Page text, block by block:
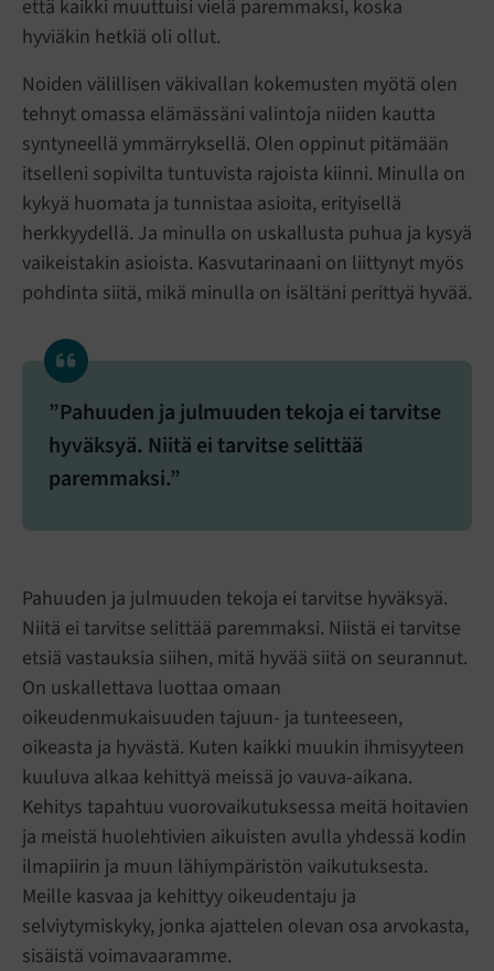
että kaikki muuttuisi vielä paremmaksi, koska
hyviäkin hetkiä oli ollut.
Noiden välillisen väkivallan kokemusten myötä olen
tehnyt omassa elämässäni valintoja niiden kautta
syntyneellä ymmärryksellä. Olen oppinut pitämään
itselleni sopivilta tuntuvista rajoista kiinni. Minulla on
kykyä huomata ja tunnistaa asioita, erityisellä
herkkyydellä. Ja minulla on uskallusta puhua ja kysyä
vaikeistakin asioista. Kasvutarinaani on liittynyt myös
pohdinta siitä, mikä minulla on isältäni perittyä hyvää.
”Pahuuden ja julmuuden tekoja ei tarvitse
hyväksyä. Niitä ei tarvitse selittää
paremmaksi.”
Pahuuden ja julmuuden tekoja ei tarvitse hyväksyä.
Niitä ei tarvitse selittää paremmaksi. Niistä ei tarvitse
etsiä vastauksia siihen, mitä hyvää siitä on seurannut.
On uskallettava luottaa omaan
oikeudenmukaisuuden tajuun- ja tunteeseen,
oikeasta ja hyvästä. Kuten kaikki muukin ihmisyyteen
kuuluva alkaa kehittyä meissä jo vauva-aikana.
Kehitys tapahtuu vuorovaikutuksessa meitä hoitavien
ja meistä huolehtivien aikuisten avulla yhdessä kodin
ilmapiirin ja muun lähiympäristön vaikutuksesta.
Meille kasvaa ja kehittyy oikeudentaju ja
selviytymiskyky, jonka ajattelen olevan osa arvokasta,
sisäistä voimavaaramme.